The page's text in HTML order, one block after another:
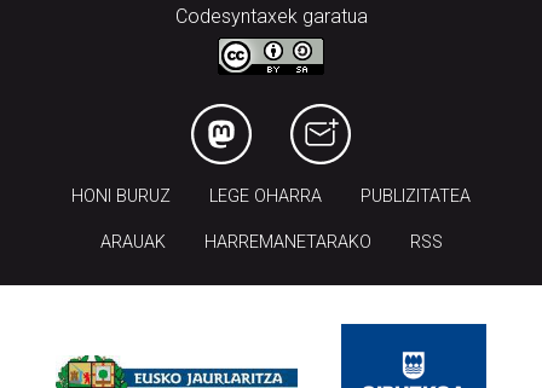
Codesyntaxek garatua
HONI BURUZ LEGE OHARRA PUBLIZITATEA
ARAUAK HARREMANETARAKO RSS